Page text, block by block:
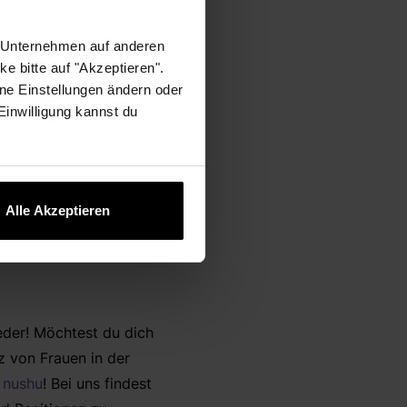
auf anderen
bitte auf "Akzeptieren".
Einstellungen ändern oder
kannst du
Alle Akzeptieren
ändern
Möchtest du dich
von Frauen in der
! Bei uns findest